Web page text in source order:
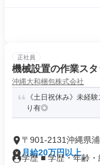
正社員
機械設置の作業ス
沖縄大和梱包株式会社
《土日祝休み》未経
り有◎
〒901-2131沖縄県
月給20万円以上
学歴 ■ 学歴・年齢